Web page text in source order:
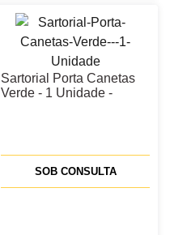
Sartorial Porta Canetas
Verde - 1 Unidade -
SOB CONSULTA